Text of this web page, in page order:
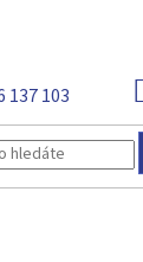
137 103